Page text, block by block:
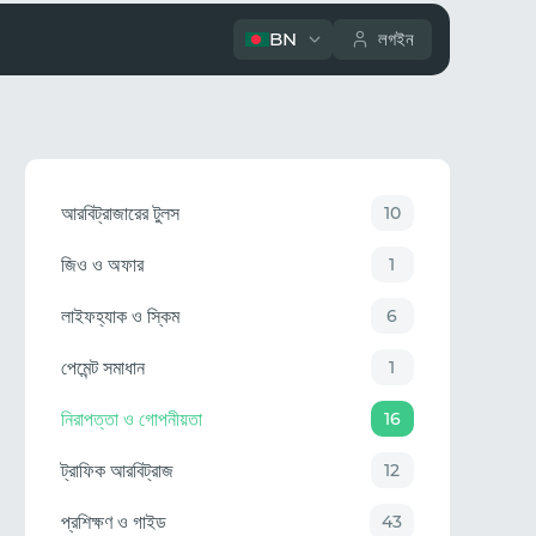
BN লগইন
আরবিট্রাজারের টুলস 10
জিও ও অফার 1
লাইফহ্যাক ও স্কিম 6
পেমেন্ট সমাধান 1
নিরাপত্তা ও গোপনীয়তা 16
ট্রাফিক আরবিট্রাজ 12
প্রশিক্ষণ ও গাইড 43